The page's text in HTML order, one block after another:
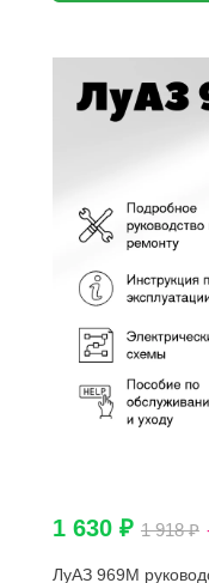
1 630 ₽ 1 918 ₽
ЛуАЗ 969М